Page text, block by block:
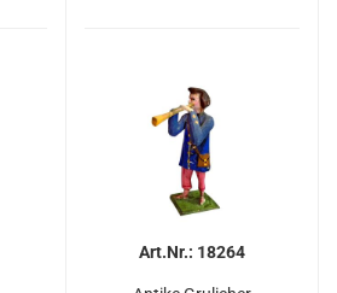
Art.Nr.: 18264